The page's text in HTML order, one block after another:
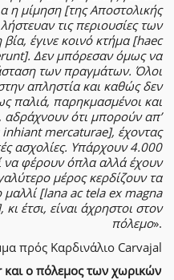
η μίμηση [της Αποστολικής
τις περιουσίες των
έγινε κοινό κτήμα [haec
Δεν μπόρεσαν όμως να
των πραγμάτων. Όλοι
απληστία και καθώς δεν
παλιά, παρηκμασμένοι και
ότι μπορούν απ’
mercaturae], έχοντας
ασχολίες. Υπάρχουν 4.000
να φέρουν όπλα αλλά έχουν
μέρος κερδίζουν τα
μαλλί [lana ac tela ex magna
έτσι, είναι άχρηστοι στον
πόλεμο».
πρός Καρδινάλιο Carvajal
ο πόλεμος των χωρικών